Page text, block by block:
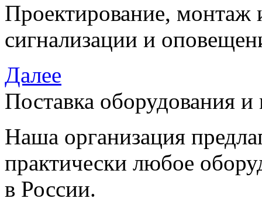
Проектирование, монтаж
сигнализации и
Далее
Поставка оборудования и
Наша организация
практически любое
в России.